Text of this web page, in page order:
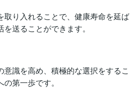
取り入れることで、健康寿命を延ば
送ることができます。
意識を高め、積極的な選択をするこ
第一歩です。